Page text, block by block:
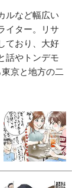
ルなど幅広い
イター。リサ
ており、大好
話やトンデモ
京と地方の二